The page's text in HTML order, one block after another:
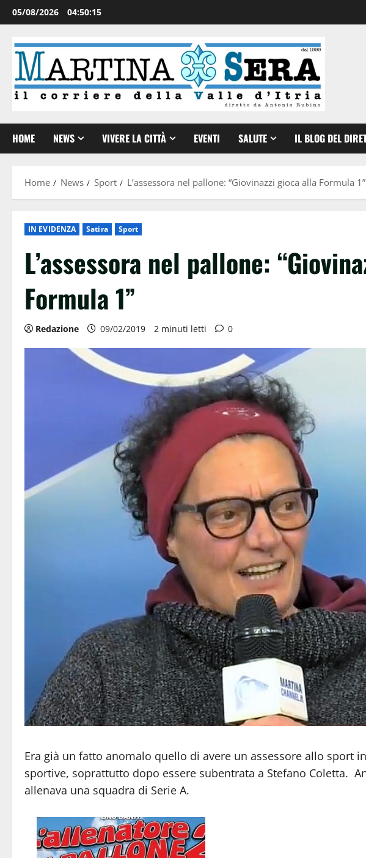
05/08/2026 04:50:16
HOME NEWS VIVERE LA CITTÀ EVENTI SALUTE IL BLOG DEL
Home News Sport L’assessora nel pallone: “Giovinazzi gioca alla Formula 1”
IN EVIDENZA Satira Sport
L’assessora nel pallone:
Formula 1”
Redazione 09/02/2019 2 minuti letti 0
Era già un fatto anomalo quello di avere un assessore allo sport
sportive, soprattutto dopo essere subentrata a Stefano Coletta.
allenava una squadra di Serie A.